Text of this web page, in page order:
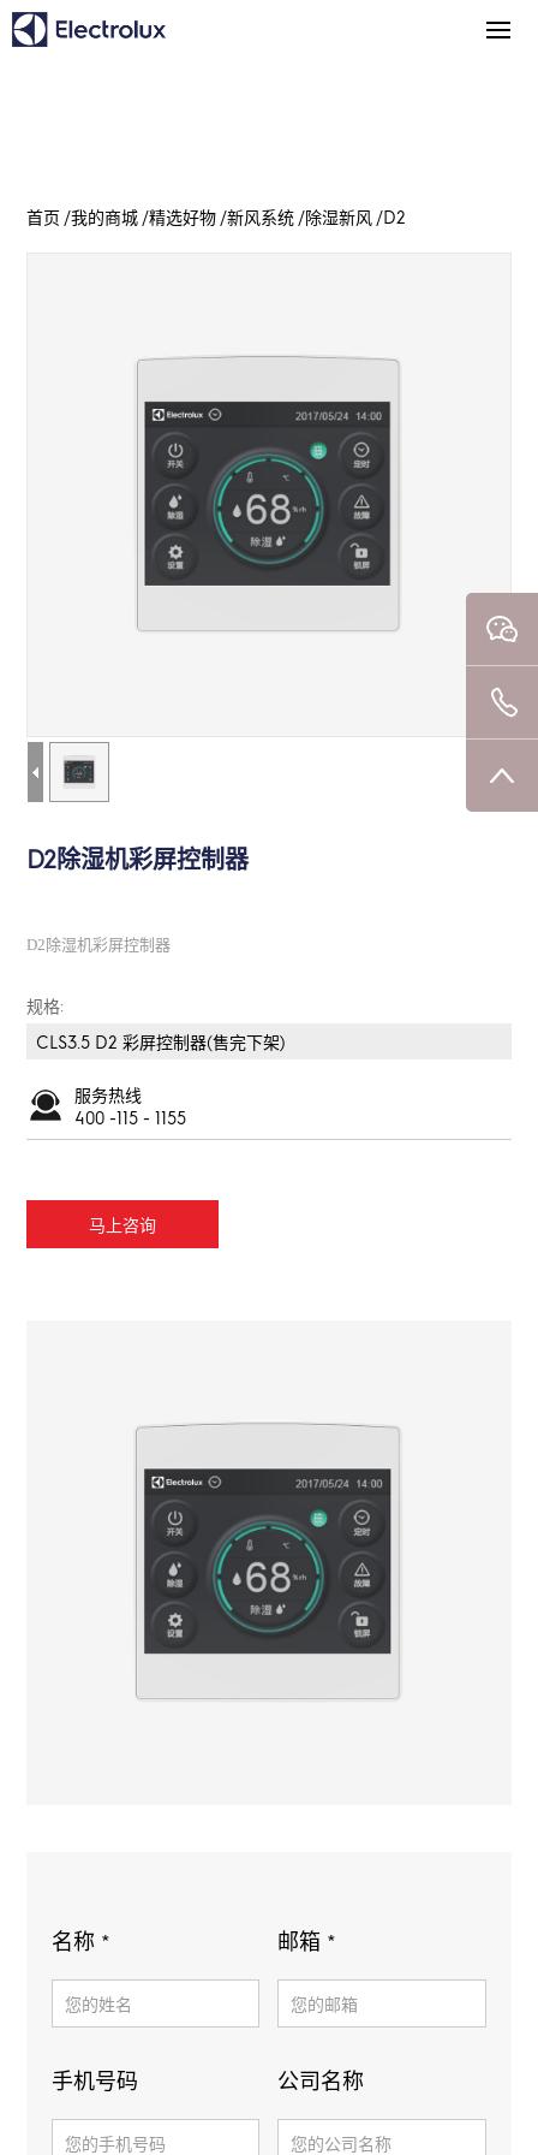
首页 /我的商城 /精选好物 /新风系统 /除湿新风 /D2
D2除湿机彩屏控制器
D2除湿机彩屏控制器
规格:
CLS3.5 D2 彩屏控制器(售完下架)
服务热线
400 -115 - 1155
马上咨询
名称 * 邮箱 *
手机号码 公司名称